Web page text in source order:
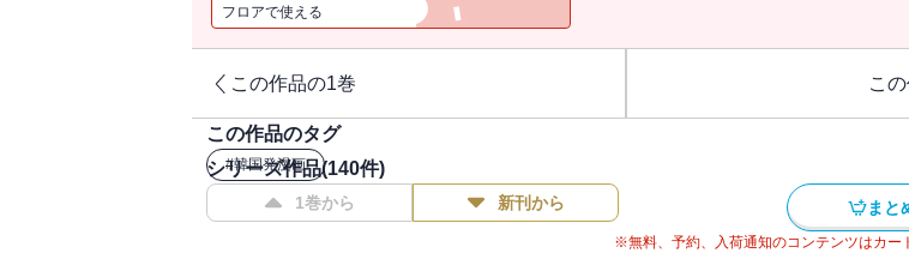
フロアで使える
この作品の1巻 こ
この作品のタグ
#韓国発漫画
シリーズ作品(140件)
1巻から 新刊から まと
※無料、予約、入荷通知のコンテンツはカー